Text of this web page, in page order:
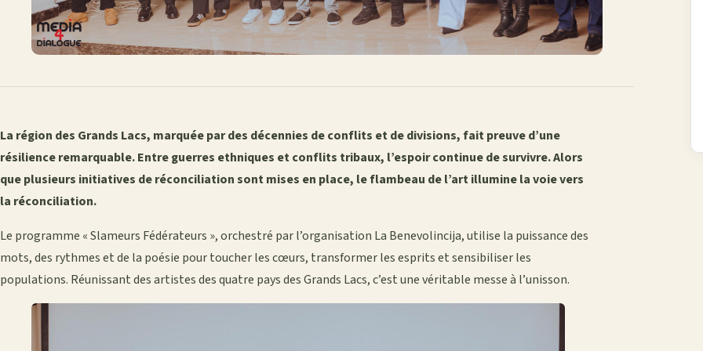
La région des Grands Lacs, marquée par des décennies de conflits et de divisions, fait preuve d’une
résilience remarquable. Entre guerres ethniques et conflits tribaux, l’espoir continue de survivre. Alors
que plusieurs initiatives de réconciliation sont mises en place, le flambeau de l’art illumine la voie vers
la réconciliation.
Le programme « Slameurs Fédérateurs », orchestré par l’organisation La Benevolincija, utilise la puissance des
mots, des rythmes et de la poésie pour toucher les cœurs, transformer les esprits et sensibiliser les
populations. Réunissant des artistes des quatre pays des Grands Lacs, c’est une véritable messe à l’unisson.